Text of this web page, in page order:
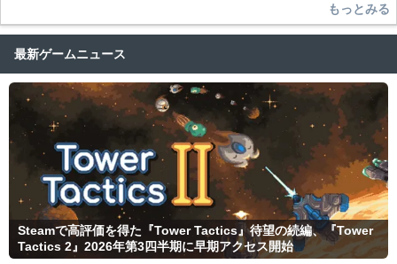
もっとみる
最新ゲームニュース
Steamで高評価を得た『Tower Tactics』待望の続編、『Tower
Tactics 2』2026年第3四半期に早期アクセス開始